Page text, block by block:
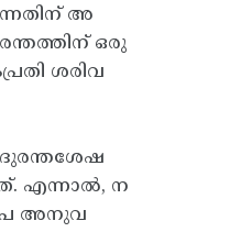
അ
ഒരു
ശരിവ
ദുരന്തശേഷ
എന്നാൽ, ന
രൂപ അനുവ